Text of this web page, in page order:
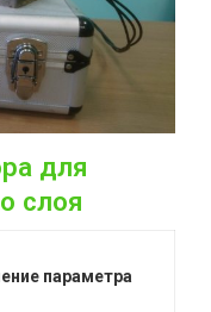
для
слоя
параметра